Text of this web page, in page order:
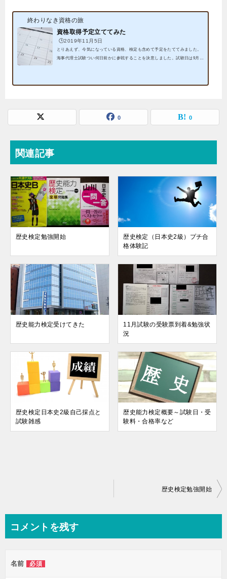
終わりなき資格の旅
資格取得予定立ててみた
🕒️2019年11月5日
とりあえず、今気になっている資格、検定も含めて予定をたててみました。
海事代理士試験つい何日前かに参戦することを決意しました。試験日は9月2
験日。いきなり準1級を受けようと思って、準1級用アプリを解いてみたが、
参戦が決まりました。...
0 0
関連記事
歴史検定勉強開始
歴史検定（日本史2級）プチ合
格体験記
歴史能力検定受けてきた
11月試験の受験票到着&勉強状
況
歴史検定日本史2級自己採点と
試験雑感
歴史能力検定概要～試験日・受
験料・合格率など
ビ
ー
歴史検定勉強開始
コメントを残す
名前 必須